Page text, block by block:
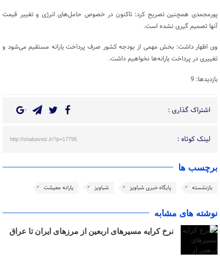
پورمجمدی همچنین تصریح کرد: تاکنون در خصوص حامل‌های انرژی و تغییر قیمت
آنها تصمیم گیری نشده است.
وی اظهار داشت: بخش مهمی از بودجه کشور صرف پرداخت یارانه مستقیم می‌شود و
تغییری در پرداخت یارانه‌ها نخواهیم داشت.
بازدیدها: 9
اشتراک گذاری :
لینک کوتاه : http://shabaveiz.ir/?p=17795
برچسب ها
بازنشسته پایگاه خبری شباویز شباویز یارانه معیشت
نوشته های مشابه
نرخ کرایه مسیرهای اربعین از مرزهای ایران تا عراق